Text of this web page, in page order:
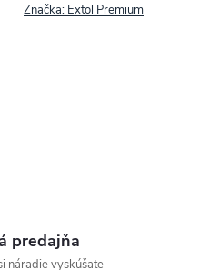
Značka: Extol Premium
predajňa
náradie vyskúšate